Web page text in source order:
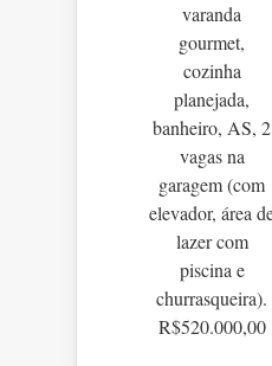
varanda
gourmet,
cozinha
planejada,
banheiro, AS, 2
vagas na
garagem (com
elevador, área
lazer com
piscina e
churrasqueira).
R$520.000,00